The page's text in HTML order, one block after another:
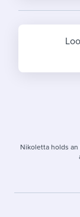
Nikoletta holds